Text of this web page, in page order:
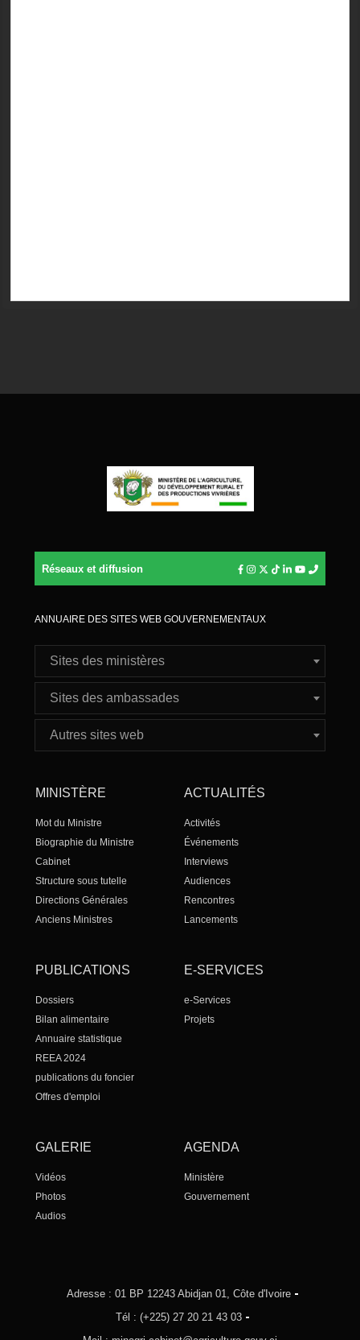
Réseaux et diffusion
ANNUAIRE DES SITES WEB GOUVERNEMENTAUX
Sites des ministères
Sites des ambassades
Autres sites web
MINISTÈRE
Mot du Ministre
Biographie du Ministre
Cabinet
Structure sous tutelle
Directions Générales
Anciens Ministres
ACTUALITÉS
Activités
Événements
Interviews
Audiences
Rencontres
Lancements
PUBLICATIONS
Dossiers
Bilan alimentaire
Annuaire statistique
REEA 2024
publications du foncier
Offres d'emploi
E-SERVICES
e-Services
Projets
GALERIE
Vidéos
Photos
Audios
AGENDA
Ministère
Gouvernement
Adresse : 01 BP 12243 Abidjan 01, Côte d'Ivoire
Tél : (+225) 27 20 21 43 03